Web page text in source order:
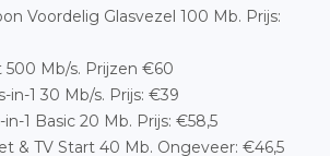
Voordelig Glasvezel 100 Mb. Prijs:
Mb/s. Prijzen €60
in-1 30 Mb/s. Prijs: €39
in-1 Basic 20 Mb. Prijs: €58,5
& TV Start 40 Mb. Ongeveer: €46,5